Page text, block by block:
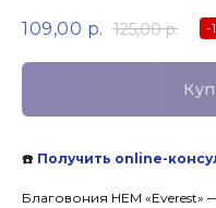
109,00 р. 125,00 р. -
☎️ Получить online-
Благовония HEM «Everest»